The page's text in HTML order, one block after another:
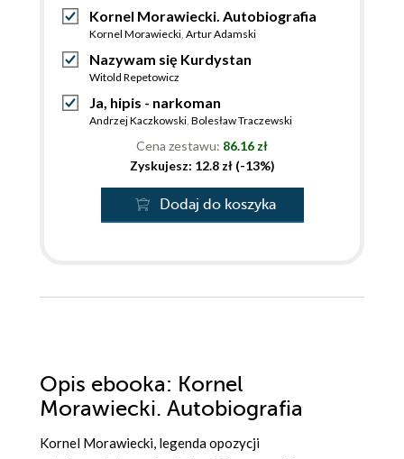
Kornel Morawiecki. Autobiografia
Kornel Morawiecki, Artur Adamski
Nazywam się Kurdystan
Witold Repetowicz
Ja, hipis - narkoman
Andrzej Kaczkowski, Bolesław Traczewski
Cena zestawu: 86.16 zł
Zyskujesz: 12.8 zł (-13%)
Dodaj do koszyka
Opis ebooka: Kornel
Morawiecki. Autobiografia
Kornel Morawiecki, legenda opozycji